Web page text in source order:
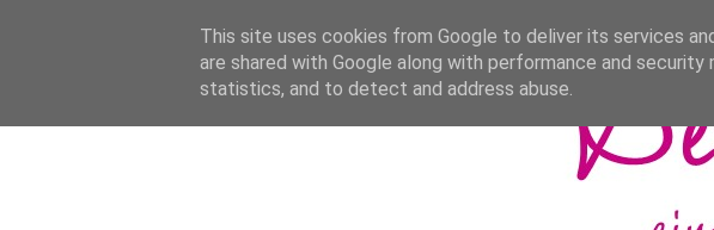
This site uses cookies from Google to deliver its services
are shared with Google along with performance and
statistics, and to detect and address abuse.